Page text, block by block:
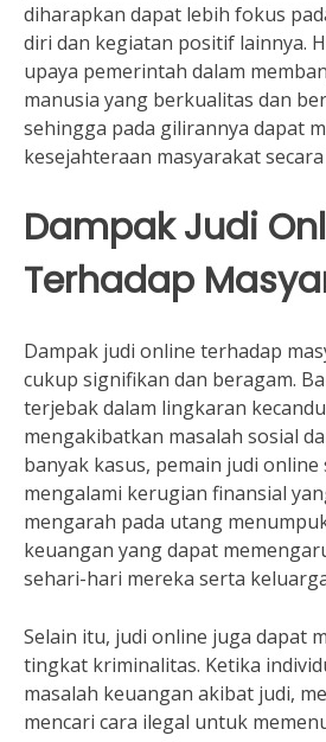
diharapkan dapat lebih fokus
diri dan kegiatan positif lainnya.
upaya pemerintah dalam
manusia yang berkualitas dan
sehingga pada gilirannya dapat
kesejahteraan masyarakat
Dampak Judi
Terhadap
Dampak judi online terhadap
cukup signifikan dan beragam.
terjebak dalam lingkaran
mengakibatkan masalah sosial
banyak kasus, pemain judi online
mengalami kerugian finansial
mengarah pada utang
keuangan yang dapat
sehari-hari mereka serta
Selain itu, judi online juga dapat
tingkat kriminalitas. Ketika
masalah keuangan akibat judi,
mencari cara ilegal untuk